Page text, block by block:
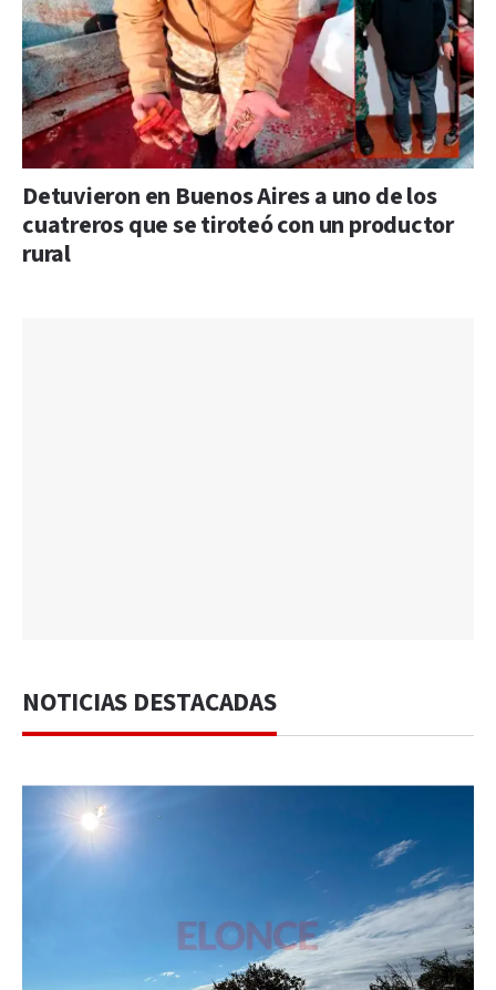
Detuvieron en Buenos Aires a uno de los
cuatreros que se tiroteó con un productor
rural
NOTICIAS DESTACADAS